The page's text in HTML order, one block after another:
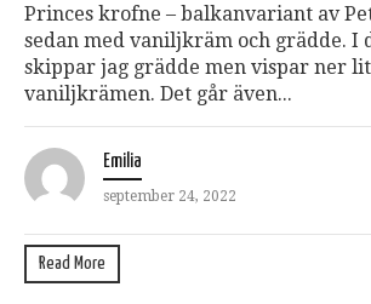
Princes krofne – balkanvariant av
sedan med vaniljkräm och grädde. I
skippar jag grädde men vispar ner
vaniljkrämen. Det går även...
Emilia
september 24, 2022
Read More